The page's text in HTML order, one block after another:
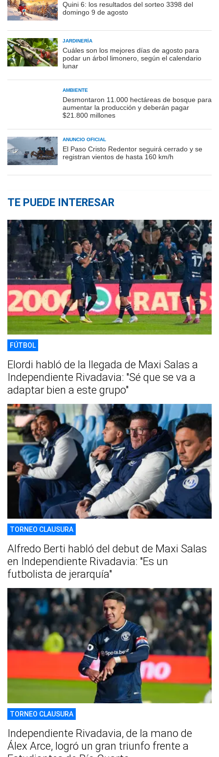
Quini 6: los resultados del sorteo 3398 del
domingo 9 de agosto
JARDINERÍA
Cuáles son los mejores días de agosto para
podar un árbol limonero, según el calendario
lunar
AMBIENTE
Desmontaron 11.000 hectáreas de bosque para
aumentar la producción y deberán pagar
$21.800 millones
ANUNCIO OFICIAL
El Paso Cristo Redentor seguirá cerrado y se
registran vientos de hasta 160 km/h
TE PUEDE INTERESAR
FÚTBOL
Elordi habló de la llegada de Maxi Salas a
Independiente Rivadavia: "Sé que se va a
adaptar bien a este grupo"
TORNEO CLAUSURA
Alfredo Berti habló del debut de Maxi Salas
en Independiente Rivadavia: "Es un
futbolista de jerarquía"
TORNEO CLAUSURA
Independiente Rivadavia, de la mano de
Álex Arce, logró un gran triunfo frente a